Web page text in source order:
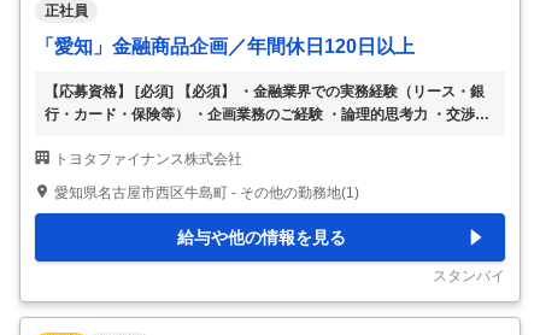
正社員
「愛知」金融商品企画／年間休日120日以上
【応募資格】 [必須] 【必須】 ・金融業界での実務経験（リース・銀
行・カード・保険等） ・企画業務のご経験 ・論理的思考力 ・交渉力
・横断的プロジェクト経験 [歓迎] ※活かせる経験については上記「応
募資格」欄に併記しております 【フィットする人物像】 ‐ 【職種名】
21日／完全週休2日制／経験を活かして活躍できます！ 【職務概要】
自社商品の顧客体験向上や、決済／ローン／リースを組み合わせた支
払いスキーム、顧客インセンティブの設計など、横断的に多様な金…
トヨタファイナンス株式会社
愛知県名古屋市西区牛島町 - その他の勤務地(1)
給与や他の情報を見る
スタンバイ